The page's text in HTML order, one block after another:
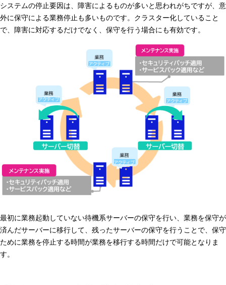
システムの停止要因は、障害によるものが多いと思われがちですが、意
外に保守による業務停止も多いものです。クラスター化していること
で、障害に対応するだけでなく、保守を行う場合にも有効です。
最初に業務起動していない待機系サーバーの保守を行い、業務を保守が
済んだサーバーに移行して、残ったサーバーの保守を行うことで、保守
ために業務を停止する時間が業務を移行する時間だけで可能となりま
す。